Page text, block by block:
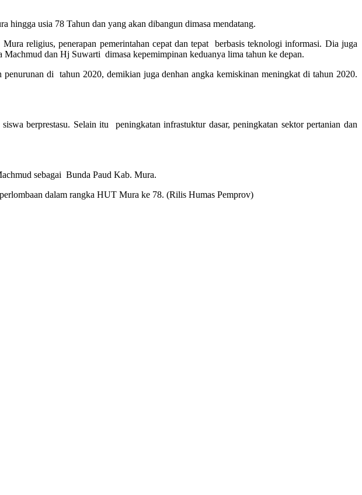
usia 78 Tahun dan yang akan dibangun dimasa mendatang.
religius, penerapan pemerintahan cepat dan tepat berbasis teknologi informasi. Dia juga
dan Hj Suwarti dimasa kepemimpinan keduanya lima tahun ke depan.
di tahun 2020, demikian juga denhan angka kemiskinan meningkat di tahun 2020.
berprestasu. Selain itu peningkatan infrastuktur dasar, peningkatan sektor pertanian dan
sebagai Bunda Paud Kab. Mura.
dalam rangka HUT Mura ke 78. (Rilis Humas Pemprov)